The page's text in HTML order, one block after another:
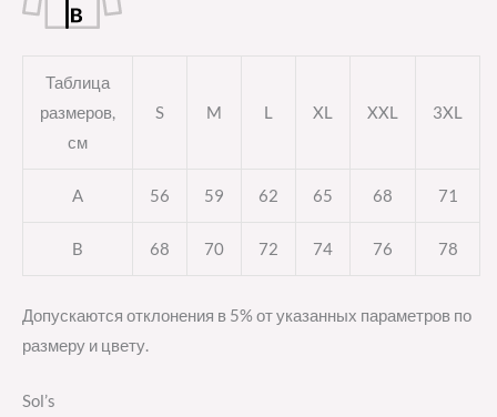
Таблица
размеров,
см
S M L XL XXL 3XL
A 56 59 62 65 68 71
B 68 70 72 74 76 78
Допускаются отклонения в 5% от указанных параметров по
размеру и цвету.
Sol’s